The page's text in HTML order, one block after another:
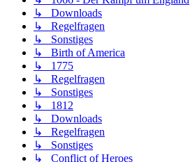
↳ Downloads
↳ Regelfragen
↳ Sonstiges
↳ Birth of America
↳ 1775
↳ Regelfragen
↳ Sonstiges
↳ 1812
↳ Downloads
↳ Regelfragen
↳ Sonstiges
↳ Conflict of Heroes